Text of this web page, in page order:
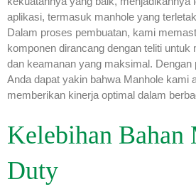
aplikasi, termasuk manhole yang
Dalam proses pembuatan, kami
komponen dirancang dengan teliti untuk
dan keamanan yang maksimal. Dengan
Anda dapat yakin bahwa Manhole kami
memberikan kinerja optimal dalam
Kelebihan Bahan
Duty